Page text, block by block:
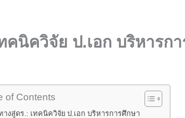
คนิควิจัย ป.เอก บริหารก
of Contents
างสู่ดร.: เทคนิควิจัย ป.เอก บริหารการศึกษา